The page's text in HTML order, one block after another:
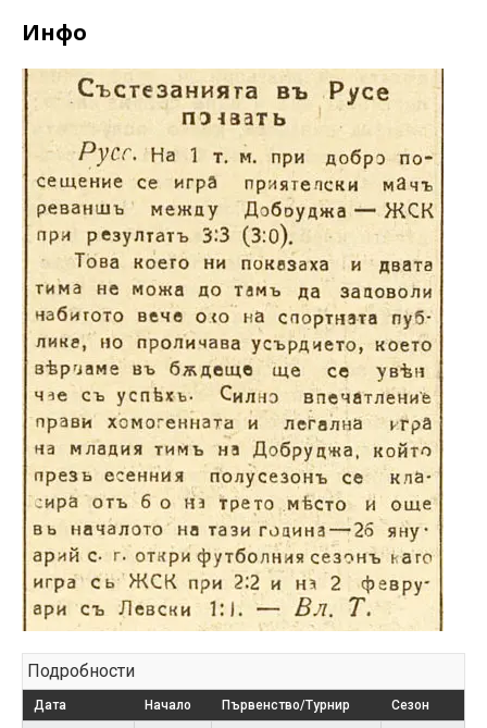
Инфо
Подробности
Дата Начало Първенство/Турнир Сезон